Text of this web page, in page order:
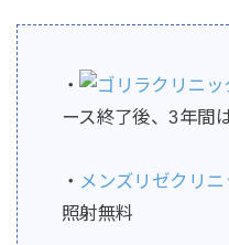
・ ゴリラクリニッ
ース終了後、3年間
・ メンズリゼクリ
照射無料